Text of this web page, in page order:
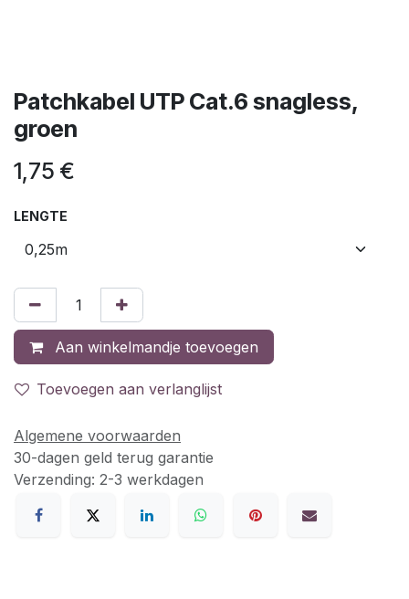
Patchkabel UTP Cat.6 snagless,
groen
1,75 €
LENGTE
Aan winkelmandje toevoegen
Toevoegen aan verlanglijst
Algemene voorwaarden
30-dagen geld terug garantie
Verzending: 2-3 werkdagen